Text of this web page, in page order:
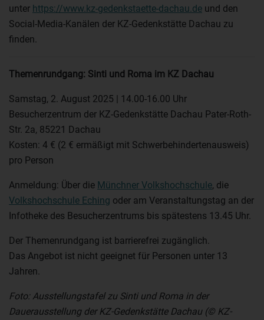
unter https://www.kz-gedenkstaette-dachau.de und den
Social-Media-Kanälen der KZ-Gedenkstätte Dachau zu
finden.
Themenrundgang: Sinti und Roma im KZ Dachau
Samstag, 2. August 2025 | 14.00-16.00 Uhr
Besucherzentrum der KZ-Gedenkstätte Dachau Pater-Roth-
Str. 2a, 85221 Dachau
Kosten: 4 € (2 € ermäßigt mit Schwerbehindertenausweis)
pro Person
Anmeldung: Über die Münchner Volkshochschule, die
Volkshochschule Eching oder am Veranstaltungstag an der
Infotheke des Besucherzentrums bis spätestens 13.45 Uhr.
Der Themenrundgang ist barrierefrei zugänglich.
Das Angebot ist nicht geeignet für Personen unter 13
Jahren.
Foto: Ausstellungstafel zu Sinti und Roma in der
Dauerausstellung der KZ-Gedenkstätte Dachau (© KZ-